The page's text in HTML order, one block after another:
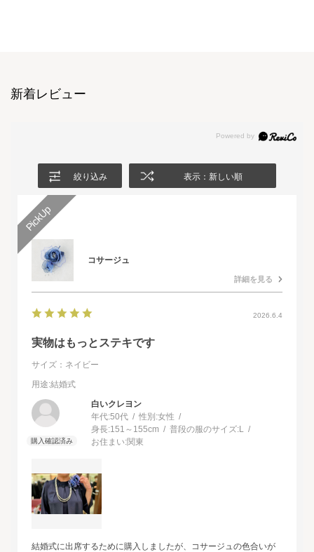
新着レビュー
絞り込み 表示：新しい順
コサージュ
詳細を見る
2026.6.4
実物はもっとステキです
サイズ：ネイビー
用途:結婚式
白いクレヨン
年代:50代 性別:女性
身長:151～155cm 普段の服のサイズ:L
お住まい:関東
結婚式に出席するために購入しましたが、コサージュの色合いが